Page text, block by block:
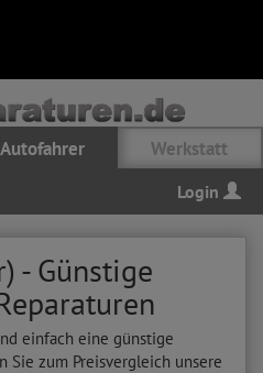
Autofahrer Werkstatt
Login
- Günstige
einfach eine günstige
Sie zum Preisvergleich unsere